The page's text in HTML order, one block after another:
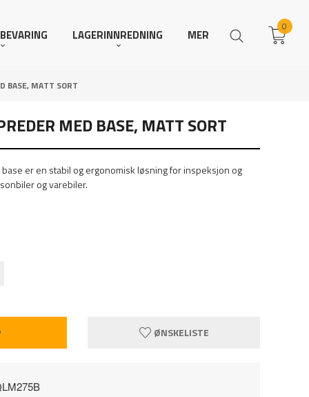
LAGERINNREDNING MER
0
BASE, MATT SORT
MED BASE, MATT SORT
er en stabil og ergonomisk løsning for inspeksjon og
og varebiler.
ØNSKELISTE